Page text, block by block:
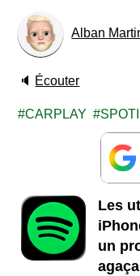
Alban
🔈 Écouter
CARPLAY
Les
un